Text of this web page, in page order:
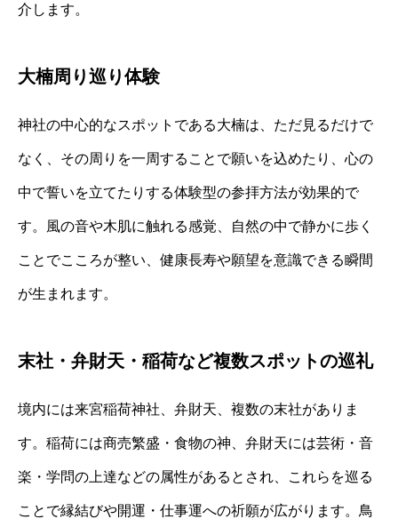
介します。
大楠周り巡り体験
神社の中心的なスポットである大楠は、ただ見るだけで
なく、その周りを一周することで願いを込めたり、心の
中で誓いを立てたりする体験型の参拝方法が効果的で
す。風の音や木肌に触れる感覚、自然の中で静かに歩く
ことでこころが整い、健康長寿や願望を意識できる瞬間
が生まれます。
末社・弁財天・稲荷など複数スポットの巡礼
境内には来宮稲荷神社、弁財天、複数の末社がありま
す。稲荷には商売繁盛・食物の神、弁財天には芸術・音
楽・学問の上達などの属性があるとされ、これらを巡る
ことで縁結びや開運・仕事運への祈願が広がります。鳥